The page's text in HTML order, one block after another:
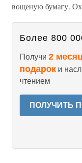
вощеную бумагу.
Более 800
Получи 2
подарок и
чтением
ПОЛУЧИТЬ